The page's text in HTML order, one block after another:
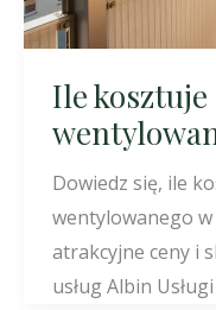
Ile
Dowiedz się, ile
wentylowanego w
atrakcyjne ceny i
usług Albin